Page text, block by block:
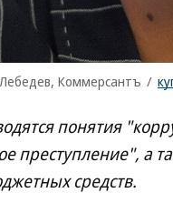
Коммерсантъ /
понятия
преступление", а
средств.